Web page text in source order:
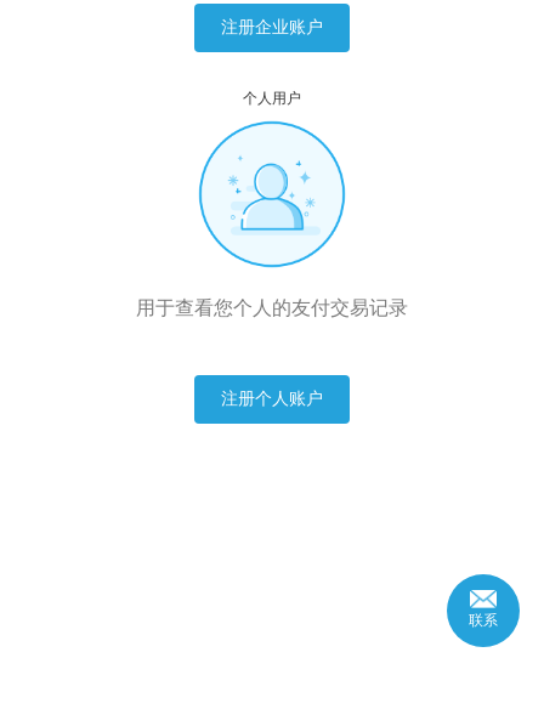
注册企业账户
个人用户
用于查看您个人的友付交易记录
注册个人账户
联系